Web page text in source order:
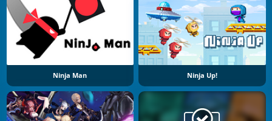
Ninja Man Ninja Up!